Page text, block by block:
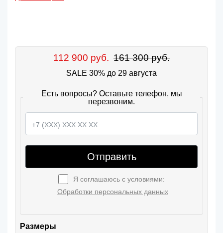
112 900 руб. 161 300 руб.
SALE 30% до 29 августа
Есть вопросы? Оставьте телефон, мы
перезвоним.
Отправить
Я соглашаюсь с условиями:
Обработки персональных данных
Размеры